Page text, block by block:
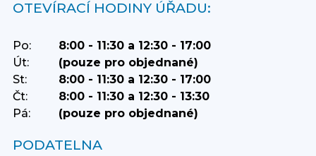
OTEVÍRACÍ HODINY ÚŘADU:
Po:
8:00 - 11:30 a 12:30 - 17:00
Út:
(pouze pro objednané)
St:
8:00 - 11:30 a 12:30 - 17:00
Čt:
8:00 - 11:30 a 12:30 - 13:30
Pá:
(pouze pro objednané)
PODATELNA